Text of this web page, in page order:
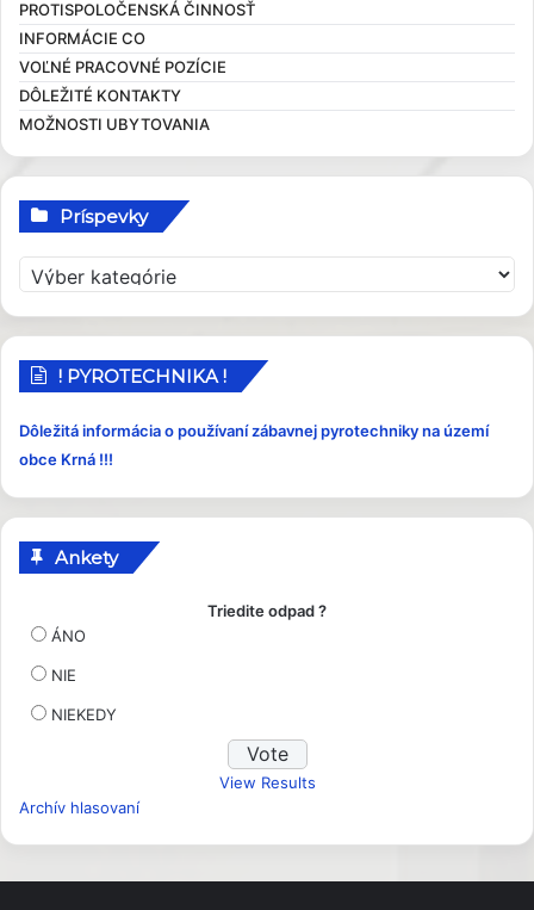
Zasadnutia OcZ
Overovanie dokumentov
Sťažnosti a žiadosti
Sociálna pomoc
Elektronické služby
Ekonomické dokumenty
Rozpočet obce
Rozvojové dokumenty
Smernice
PROTISPOLOČENSKÁ ČINNOSŤ
INFORMÁCIE CO
VOĽNÉ PRACOVNÉ POZÍCIE
DÔLEŽITÉ KONTAKTY
MOŽNOSTI UBYTOVANIA
Príspevky
r
í
e
y
! PYROTECHNIKA !
Dôležitá informácia o používaní zábavnej pyrotechniky na území
obce Krná !!!
Ankety
Triedite odpad ?
ÁNO
NIE
NIEKEDY
View Results
Archív hlasovaní